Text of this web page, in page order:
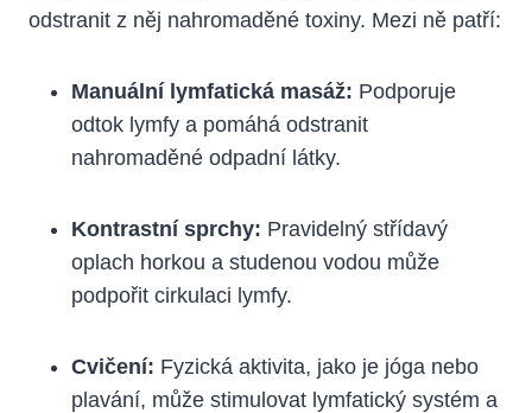
odstranit z ⁢něj nahromaděné⁤ toxiny. Mezi ‌ně patří:
Manuální lymfatická ⁣masáž: ⁤Podporuje
odtok ⁢lymfy a pomáhá⁢ odstranit
nahromaděné odpadní látky.
Kontrastní sprchy: Pravidelný střídavý
oplach horkou a studenou vodou může
podpořit cirkulaci lymfy.
Cvičení: Fyzická aktivita, jako je jóga ⁣nebo
plavání, může stimulovat lymfatický systém a